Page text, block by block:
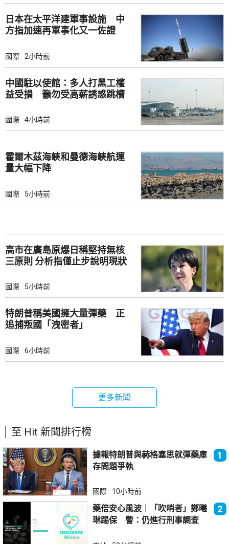
日本在太平洋建軍事設施 中
方指加速再軍事化又一佐證
國際 2小時前
中國駐以使館：多人打黑工權
益受損 籲勿受高薪誘惑跳槽
國際 4小時前
霍爾木茲海峽和曼德海峽航運
量大幅下降
國際 5小時前
高市在廣島原爆日稱堅持無核
三原則 分析指僅止步說明現狀
國際 5小時前
特朗普稱美國擁大量彈藥 正
追捕叛國「洩密者」
國際 6小時前
更多新聞
至 Hit 新聞排行榜
據報特朗普與赫格塞思就彈藥庫
存問題爭執
1
國際 10小時前
藥倍安心風波｜「吹哨者」鄭曦
琳踢保 警：仍進行刑事調查
2